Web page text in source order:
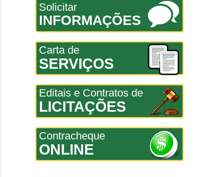
Solicitar
INFORMAÇÕES
Carta de
SERVIÇOS
Editais e Contratos de
LICITAÇÕES
Contracheque
ONLINE